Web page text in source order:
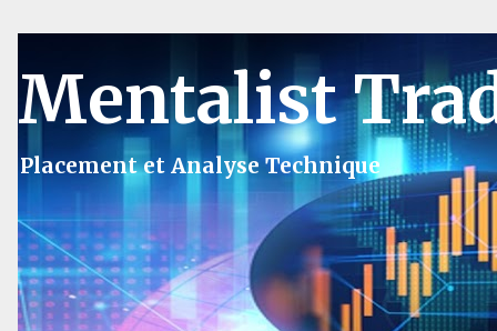
Mentalist
Placement et Analyse Technique